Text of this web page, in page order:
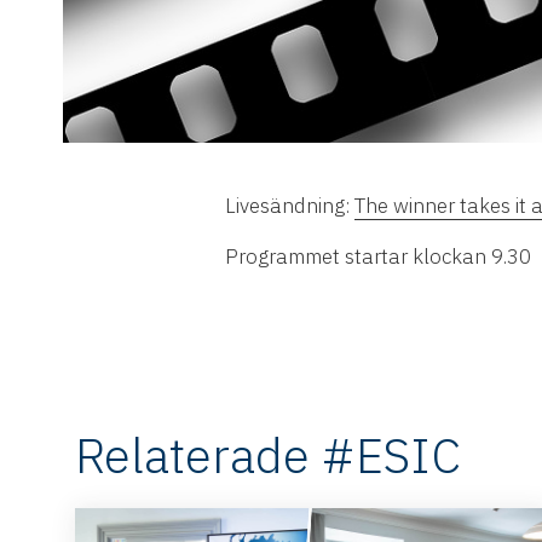
Livesändning: The winner takes it
Programmet startar klockan 9.30
Relaterade #ESIC